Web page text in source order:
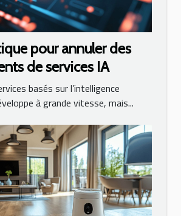
pour annuler des
de services IA
basés sur l’intelligence
à grande vitesse, mais...